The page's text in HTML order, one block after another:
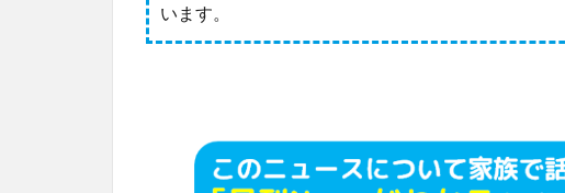
います。